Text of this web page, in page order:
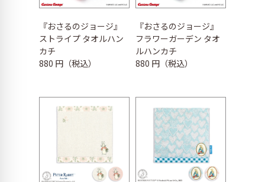
『おさるのジョージ』
ストライプ タオルハン
カチ
880 円（税込）
『おさるのジョージ』
フラワーガーデン タオ
ルハンカチ
880 円（税込）